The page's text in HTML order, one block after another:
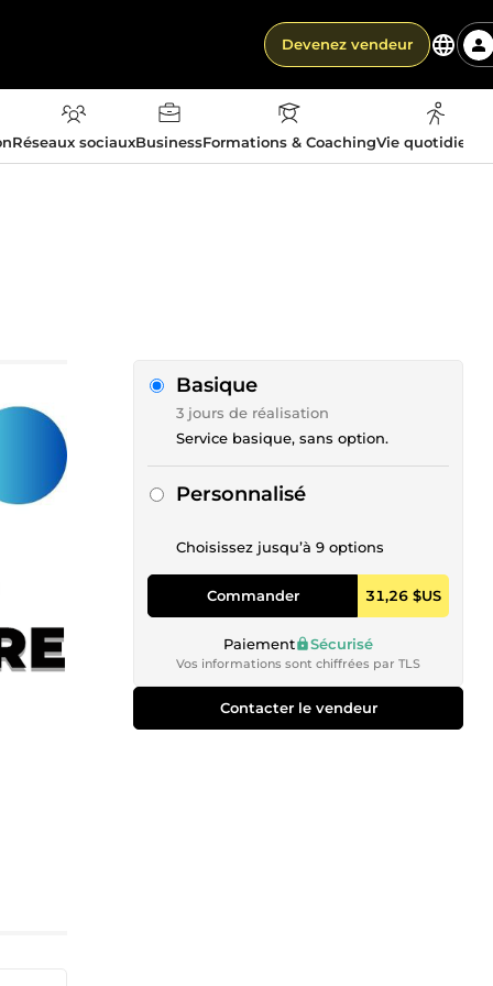
Devenez vendeur
Réseaux sociauxBusinessFormations & CoachingVie
Basique
3 jours de réalisation
Service basique, sans option.
Personnalisé
Choisissez jusqu’à 9 options
Commander 31,26 $US
Paiement Sécurisé
Vos informations sont chiffrées par TLS
Contacter le vendeur